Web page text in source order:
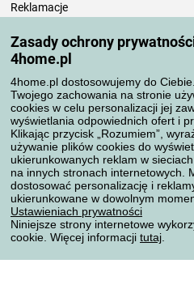
Zasady ochrony
4home.pl
4home.pl dostosowujemy do
Twojego zachowania na stronie
cookies w celu personalizacji jej
wyświetlania odpowiednich ofert i
Klikając przycisk „Rozumiem”,
używanie plików cookies do
ukierunkowanych reklam w
na innych stronach internetowych.
dostosować personalizację i
ukierunkowane w dowolnym
Ustawieniach prywatności
Niniejsze strony internetowe
cookie. Więcej informacji tutaj
Reklamacje
Zasady przetwarzania recenzji
Sposoby transportu
Metody płatności
Niezawodny sklep